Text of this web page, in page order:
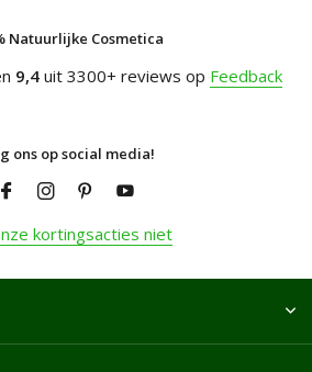
Natuurlijke Cosmetica
9,4 uit 3300+ reviews op Feedback
ons op social media!
kortingsacties niet